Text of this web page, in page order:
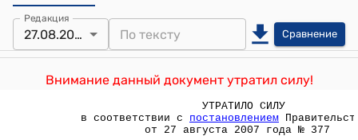
Редакция
27.08.2007 Сравнение
Внимание данный документ утратил силу!